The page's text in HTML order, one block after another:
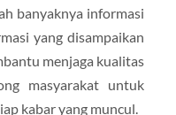
banyaknya informasi
yang disampaikan
menjaga kualitas
masyarakat untuk
kabar yang muncul.